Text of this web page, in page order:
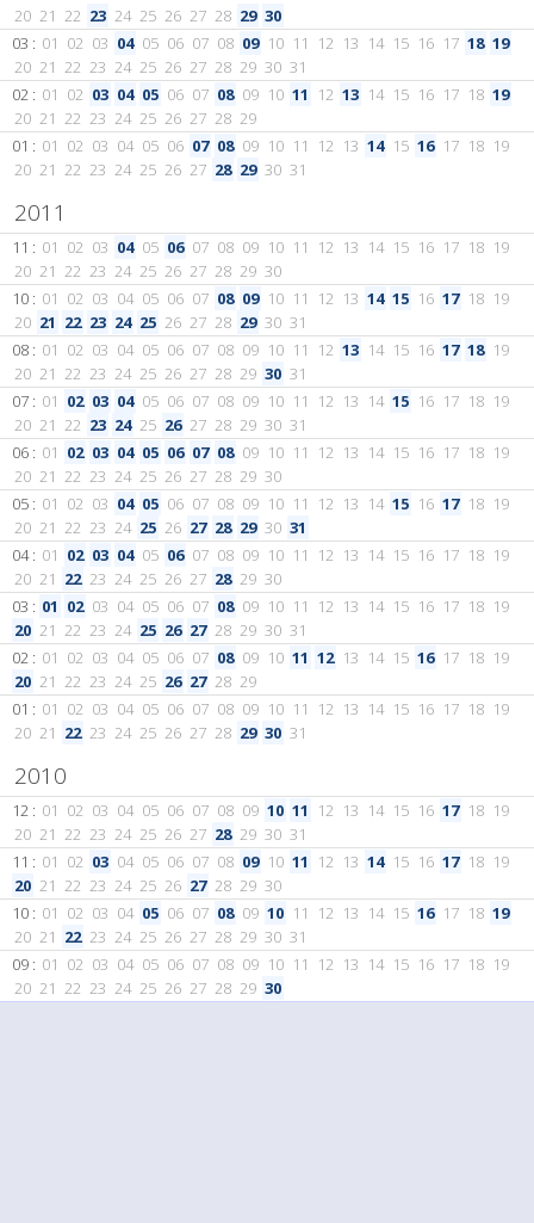
20 21 22 23 24 25 26 27 28 29 30
03 : 01 02 03 04 05 06 07 08 09 10 11 12 13 14 15 16 17 18 19
20 21 22 23 24 25 26 27 28 29 30 31
02 : 01 02 03 04 05 06 07 08 09 10 11 12 13 14 15 16 17 18 19
20 21 22 23 24 25 26 27 28 29
01 : 01 02 03 04 05 06 07 08 09 10 11 12 13 14 15 16 17 18 19
20 21 22 23 24 25 26 27 28 29 30 31
2011
11 : 01 02 03 04 05 06 07 08 09 10 11 12 13 14 15 16 17 18 19
20 21 22 23 24 25 26 27 28 29 30
10 : 01 02 03 04 05 06 07 08 09 10 11 12 13 14 15 16 17 18 19
20 21 22 23 24 25 26 27 28 29 30 31
08 : 01 02 03 04 05 06 07 08 09 10 11 12 13 14 15 16 17 18 19
20 21 22 23 24 25 26 27 28 29 30 31
07 : 01 02 03 04 05 06 07 08 09 10 11 12 13 14 15 16 17 18 19
20 21 22 23 24 25 26 27 28 29 30 31
06 : 01 02 03 04 05 06 07 08 09 10 11 12 13 14 15 16 17 18 19
20 21 22 23 24 25 26 27 28 29 30
05 : 01 02 03 04 05 06 07 08 09 10 11 12 13 14 15 16 17 18 19
20 21 22 23 24 25 26 27 28 29 30 31
04 : 01 02 03 04 05 06 07 08 09 10 11 12 13 14 15 16 17 18 19
20 21 22 23 24 25 26 27 28 29 30
03 : 01 02 03 04 05 06 07 08 09 10 11 12 13 14 15 16 17 18 19
20 21 22 23 24 25 26 27 28 29 30 31
02 : 01 02 03 04 05 06 07 08 09 10 11 12 13 14 15 16 17 18 19
20 21 22 23 24 25 26 27 28 29
01 : 01 02 03 04 05 06 07 08 09 10 11 12 13 14 15 16 17 18 19
20 21 22 23 24 25 26 27 28 29 30 31
2010
12 : 01 02 03 04 05 06 07 08 09 10 11 12 13 14 15 16 17 18 19
20 21 22 23 24 25 26 27 28 29 30 31
11 : 01 02 03 04 05 06 07 08 09 10 11 12 13 14 15 16 17 18 19
20 21 22 23 24 25 26 27 28 29 30
10 : 01 02 03 04 05 06 07 08 09 10 11 12 13 14 15 16 17 18 19
20 21 22 23 24 25 26 27 28 29 30 31
09 : 01 02 03 04 05 06 07 08 09 10 11 12 13 14 15 16 17 18 19
20 21 22 23 24 25 26 27 28 29 30